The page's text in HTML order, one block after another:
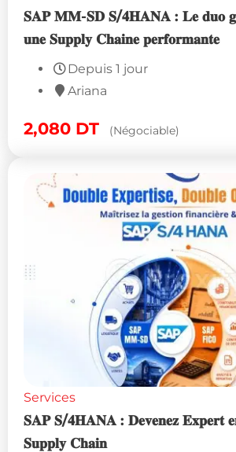
𝐒𝐀𝐏 𝐌𝐌-𝐒𝐃 𝐒/𝟒𝐇𝐀𝐍𝐀 : 𝐋𝐞 𝐝𝐮𝐨
𝐮𝐧𝐞 𝐒𝐮𝐩𝐩𝐥𝐲 𝐂𝐡𝐚𝐢𝐧𝐞 𝐩𝐞𝐫𝐟𝐨𝐫𝐦𝐚𝐧𝐭𝐞
Depuis 1 jour
Ariana
2,080 DT (Négociable)
Services
𝐒𝐀𝐏 𝐒/𝟒𝐇𝐀𝐍𝐀 : 𝐃𝐞𝐯𝐞𝐧𝐞𝐳 𝐄𝐱𝐩𝐞𝐫𝐭
𝐒𝐮𝐩𝐩𝐥𝐲 𝐂𝐡𝐚𝐢𝐧